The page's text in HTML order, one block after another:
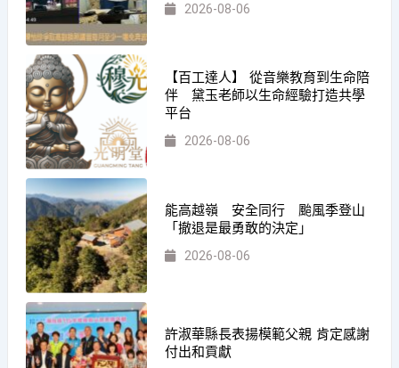
2026-08-06
【百工達人】 從音樂教育到生命陪
伴 黛玉老師以生命經驗打造共學
平台
2026-08-06
能高越嶺 安全同行 颱風季登山
「撤退是最勇敢的決定」
2026-08-06
許淑華縣長表揚模範父親 肯定感謝
付出和貢獻